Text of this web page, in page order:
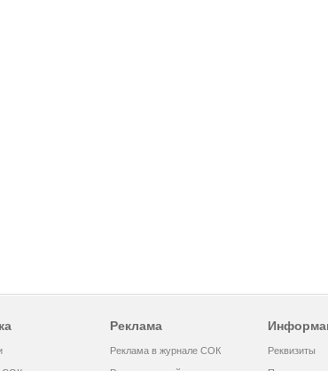
Реклама
Реклама в журнале СОК Реквизиты